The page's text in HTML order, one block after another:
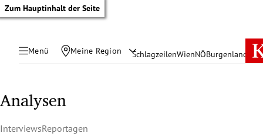
Zum Hauptinhalt der Seite
Menü Meine Region SchlagzeilenWienNÖBurgenland
Analysen
InterviewsReportagen